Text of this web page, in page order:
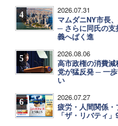
4 2026.07.31
マムダニNY市長
─ さらに同氏の支
義へばく進
5 2026.08.06
高市政権の消費
党が猛反発 ─ 一
い
6 2026.07.27
疲労・人間関係
「ザ・リバティ